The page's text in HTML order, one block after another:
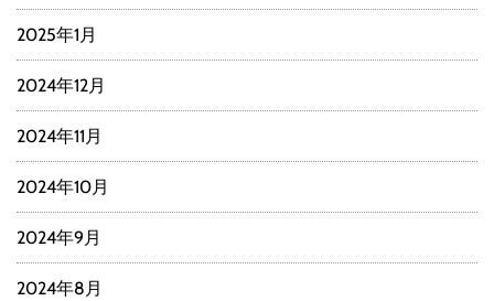
2025年1月
2024年12月
2024年11月
2024年10月
2024年9月
2024年8月